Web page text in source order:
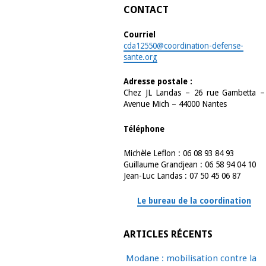
CONTACT
Courriel
cda12550@coordination-defense-
sante.org
Adresse postale :
Chez JL Landas – 26 rue Gambetta –
Avenue Mich – 44000 Nantes
Téléphone
Michèle Leflon : 06 08 93 84 93
Guillaume Grandjean : 06 58 94 04 10
Jean-Luc Landas : 07 50 45 06 87
Le bureau de la coordination
ARTICLES RÉCENTS
Modane : mobilisation contre la